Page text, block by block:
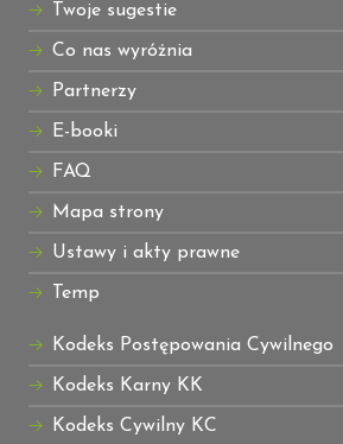
Twoje sugestie
Co nas wyróżnia
Partnerzy
E-booki
FAQ
Mapa strony
Ustawy i akty prawne
Temp
Kodeks Postępowania Cywilnego
Kodeks Karny KK
Kodeks Cywilny KC